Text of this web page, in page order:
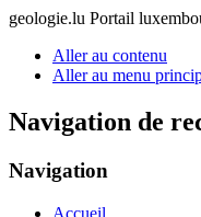
geologie.lu Portail
Aller au contenu
Aller au menu
Navigation de
Navigation
Accueil